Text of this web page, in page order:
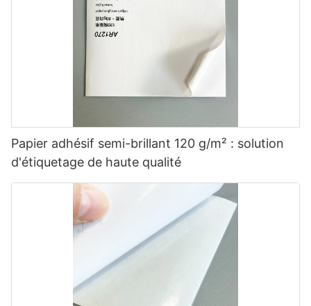
Papier adhésif semi-brillant 120 g/m² : solution
d'étiquetage de haute qualité